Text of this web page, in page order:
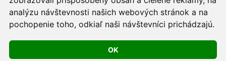
analýzu návštevnosti našich webových stránok a na
pochopenie toho, odkiaľ naši návštevníci prichádzajú.
OK
Skopírovaním textu alebo časti textu z akejkoľvek
stránky tohto webu a jeho umiestnením na iný web
porušíte práva MUDr. Romana Sokola, PhD., MPH, ako
aj práva ďalších osôb zúčastnených na tvorbe obsahu